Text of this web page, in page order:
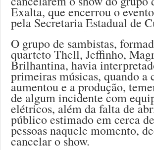
Exalta, que encerrou o
pela Secretaria Estadual de
O grupo de sambistas,
quarteto Thell, Jeffinho,
Brilhantina, havia
primeiras músicas, quando a
aumentou e a produção,
de algum incidente com
elétricos, além da falta de
público estimado em cerca
pessoas naquele momento,
cancelar o show.